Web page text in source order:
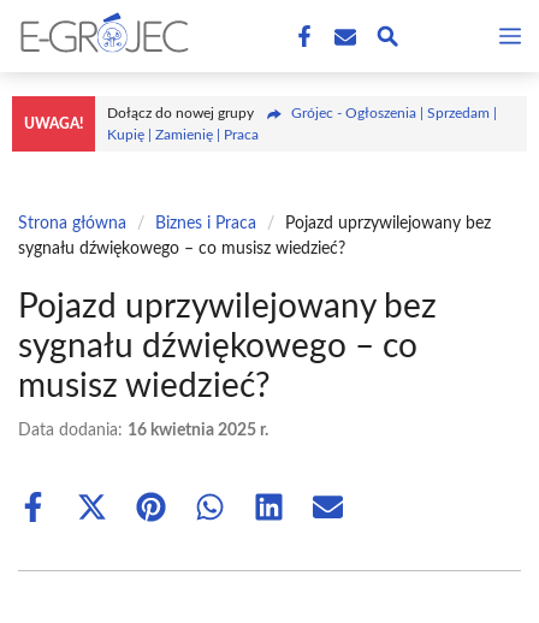
treści
UWAGA!
Dołącz do nowej grupy
Grójec - Ogłoszenia | Sprzedam |
Kupię | Zamienię | Praca
Strona główna / Biznes i Praca /
Pojazd uprzywilejowany bez
sygnału dźwiękowego – co musisz wiedzieć?
Pojazd uprzywilejowany bez
sygnału dźwiękowego – co
musisz wiedzieć?
Data dodania: 16 kwietnia 2025 r.
Share
Share
(Twitter)
Share Share Share Share